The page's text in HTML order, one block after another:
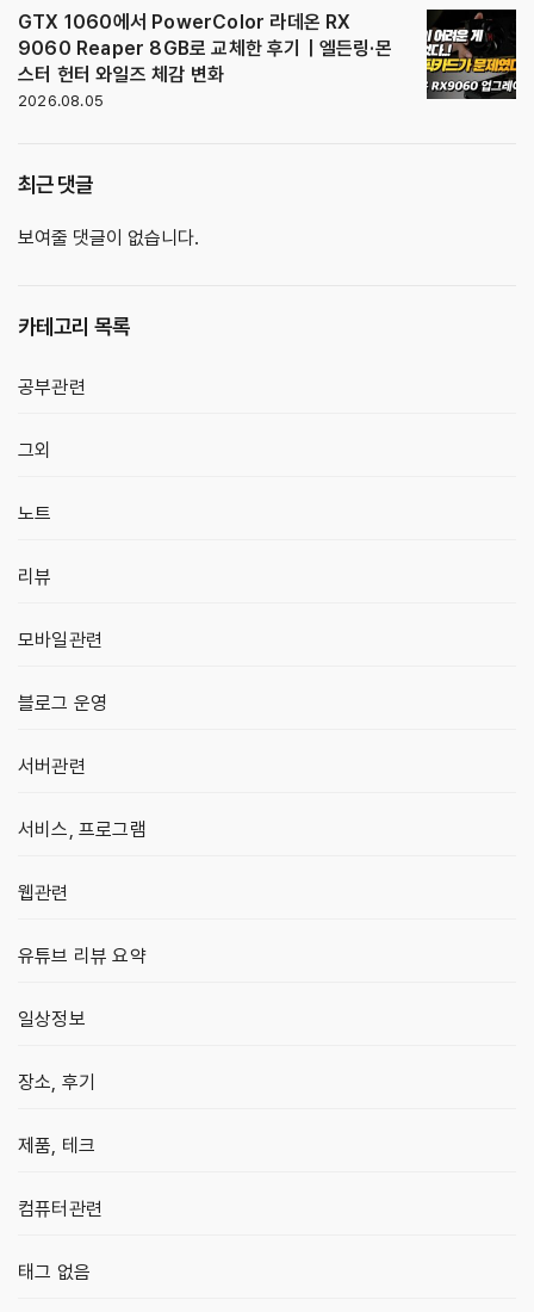
GTX 1060에서 PowerColor 라데온 RX
9060 Reaper 8GB로 교체한 후기｜엘든링·몬
스터 헌터 와일즈 체감 변화
2026.08.05
최근 댓글
보여줄 댓글이 없습니다.
카테고리 목록
공부관련
그외
노트
리뷰
모바일관련
블로그 운영
서버관련
서비스, 프로그램
웹관련
유튜브 리뷰 요약
일상정보
장소, 후기
제품, 테크
컴퓨터관련
태그 없음